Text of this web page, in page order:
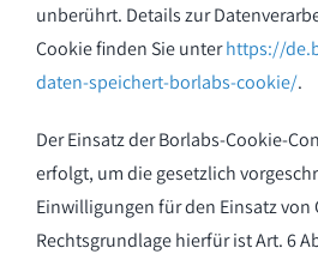
unberührt. Details zur
Cookie finden Sie unterhttps://
daten-speichert-borlabs-cookie/.
Der Einsatz der Borlabs-Cookie-
erfolgt, um die gesetzlich
Einwilligungen für den Einsatz
Rechtsgrundlage hierfür ist Art. 6